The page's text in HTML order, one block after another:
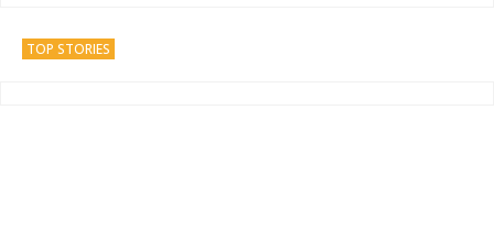
TOP STORIES